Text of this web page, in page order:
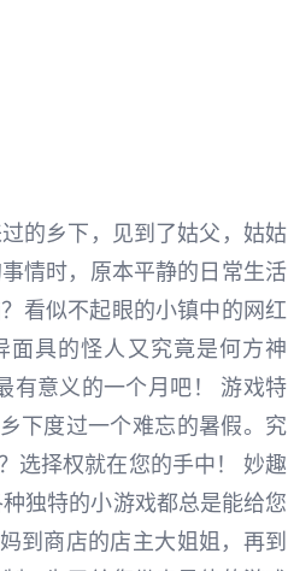
的乡下，见到了姑父，姑姑
情时，原本平静的日常生活
看似不起眼的小镇中的网红
面具的怪人又究竟是何方神
有意义的一个月吧！ 游戏特
下度过一个难忘的暑假。究
选择权就在您的手中！ 妙趣
独特的小游戏都总是能给您
到商店的店主大姐姐，再到